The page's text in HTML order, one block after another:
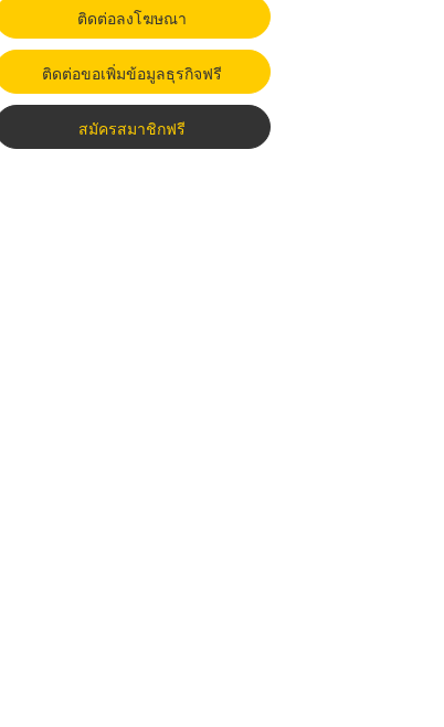
ติดต่อลงโฆษณา
ติดต่อขอเพิ่มข้อมูลธุรกิจฟรี
สมัครสมาชิกฟรี